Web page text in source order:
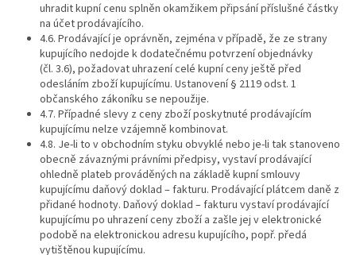
uhradit kupní cenu splněn okamžikem připsání příslušné částky
na účet prodávajícího.
4.6. Prodávající je oprávněn, zejména v případě, že ze strany
kupujícího nedojde k dodatečnému potvrzení objednávky
(čl. 3.6), požadovat uhrazení celé kupní ceny ještě před
odesláním zboží kupujícímu. Ustanovení § 2119 odst. 1
občanského zákoníku se nepoužije.
4.7. Případné slevy z ceny zboží poskytnuté prodávajícím
kupujícímu nelze vzájemně kombinovat.
4.8. Je-li to v obchodním styku obvyklé nebo je-li tak stanoveno
obecně závaznými právními předpisy, vystaví prodávající
ohledně plateb prováděných na základě kupní smlouvy
kupujícímu daňový doklad – fakturu. Prodávající plátcem daně z
přidané hodnoty. Daňový doklad – fakturu vystaví prodávající
kupujícímu po uhrazení ceny zboží a zašle jej v elektronické
podobě na elektronickou adresu kupujícího, popř. předá
vytištěnou kupujícímu.